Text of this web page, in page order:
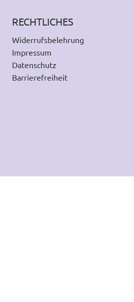
RECHTLICHES
Widerrufsbelehrung
Impressum
Datenschutz
Barrierefreiheit